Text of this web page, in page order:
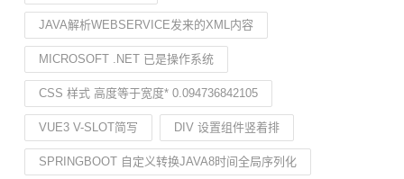
JAVA解析WEBSERVICE发来的XML内容
MICROSOFT .NET 已是操作系统
CSS 样式 高度等于宽度* 0.094736842105
VUE3 V-SLOT简写 DIV 设置组件竖着排
SPRINGBOOT 自定义转换JAVA8时间全局序列化